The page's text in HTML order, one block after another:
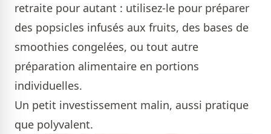
retraite pour autant : utilisez-le pour préparer
des popsicles infusés aux fruits, des bases de
smoothies congelées, ou tout autre
préparation alimentaire en portions
individuelles.
Un petit investissement malin, aussi pratique
que polyvalent.